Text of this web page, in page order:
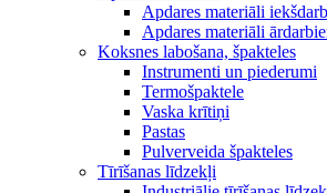
Apdares materiāli
Apdares materiāli
Koksnes labošana, špakteles
Instrumenti un piederumi
Termošpaktele
Vaska krītiņi
Pastas
Pulverveida špakteles
Tīrīšanas līdzekļi